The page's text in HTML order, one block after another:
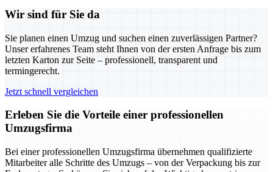
Wir sind für Sie da
Sie planen einen Umzug und suchen einen zuverlässigen Partner?
Unser erfahrenes Team steht Ihnen von der ersten Anfrage bis zum
letzten Karton zur Seite – professionell, transparent und
termingerecht.
Jetzt schnell vergleichen
Erleben Sie die Vorteile einer professionellen
Umzugsfirma
Bei einer professionellen Umzugsfirma übernehmen qualifizierte
Mitarbeiter alle Schritte des Umzugs – von der Verpackung bis zur